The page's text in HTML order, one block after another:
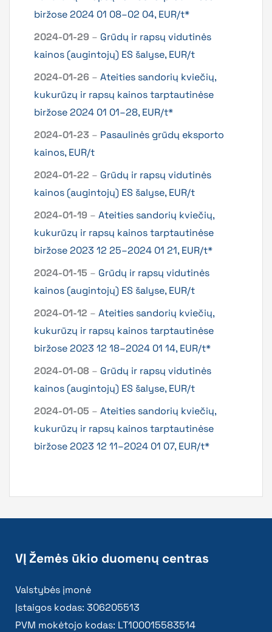
biržose 2024 01 08–02 04, EUR/t*
2024-01-29 – Grūdų ir rapsų vidutinės
kainos (augintojų) ES šalyse, EUR/t
2024-01-26 – Ateities sandorių kviečių,
kukurūzų ir rapsų kainos tarptautinėse
biržose 2024 01 01–28, EUR/t*
2024-01-23 – Pasaulinės grūdų eksporto
kainos, EUR/t
2024-01-22 – Grūdų ir rapsų vidutinės
kainos (augintojų) ES šalyse, EUR/t
2024-01-19 – Ateities sandorių kviečių,
kukurūzų ir rapsų kainos tarptautinėse
biržose 2023 12 25–2024 01 21, EUR/t*
2024-01-15 – Grūdų ir rapsų vidutinės
kainos (augintojų) ES šalyse, EUR/t
2024-01-12 – Ateities sandorių kviečių,
kukurūzų ir rapsų kainos tarptautinėse
biržose 2023 12 18–2024 01 14, EUR/t*
2024-01-08 – Grūdų ir rapsų vidutinės
kainos (augintojų) ES šalyse, EUR/t
2024-01-05 – Ateities sandorių kviečių,
kukurūzų ir rapsų kainos tarptautinėse
biržose 2023 12 11–2024 01 07, EUR/t*
VĮ Žemės ūkio duomenų centras
Valstybės įmonė
Įstaigos kodas: 306205513
PVM mokėtojo kodas: LT100015583514